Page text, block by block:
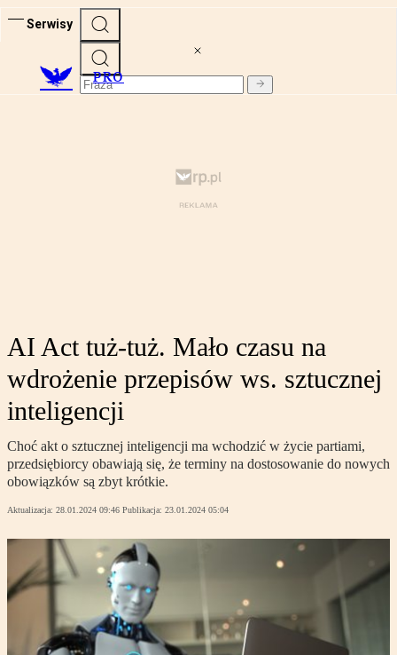
Serwisy
PRO
AI Act tuż-tuż. Mało czasu na
wdrożenie przepisów ws. sztucznej
inteligencji
Choć akt o sztucznej inteligencji ma wchodzić w życie partiami,
przedsiębiorcy obawiają się, że terminy na dostosowanie do nowych
obowiązków są zbyt krótkie.
Aktualizacja: 28.01.2024 09:46 Publikacja: 23.01.2024 05:04